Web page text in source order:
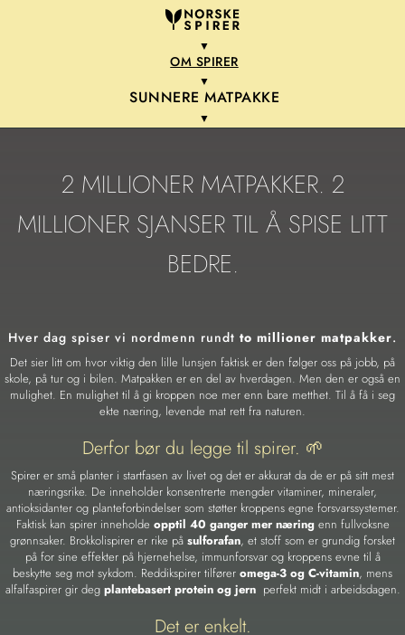
▼
OM SPIRER
▼
SUNNERE MATPAKKE
▼
2 MILLIONER MATPAKKER. 2
MILLIONER SJANSER TIL Å SPISE LITT
BEDRE.
Hver dag spiser vi nordmenn rundt to millioner matpakker.
Det sier litt om hvor viktig den lille lunsjen faktisk er den følger oss på jobb, på
skole, på tur og i bilen. Matpakken er en del av hverdagen. Men den er også en
mulighet. En mulighet til å gi kroppen noe mer enn bare metthet. Til å få i seg
ekte næring, levende mat rett fra naturen.
Derfor bør du legge til spirer. 🌱
Spirer er små planter i startfasen av livet og det er akkurat da de er på sitt mest
næringsrike. De inneholder konsentrerte mengder vitaminer, mineraler,
antioksidanter og planteforbindelser som støtter kroppens egne forsvarssystemer.
Faktisk kan spirer inneholde opptil 40 ganger mer næringenn fullvoksne
grønnsaker. Brokkolispirer er rike på sulforafan, et stoff som er grundig forsket
på for sine effekter på hjernehelse, immunforsvar og kroppens evne til å
beskytte seg mot sykdom. Reddikspirer tilfører omega-3 og C-vitamin, mens
alfalfaspirer gir deg plantebasert protein og jernperfekt midt i arbeidsdagen.
Det er enkelt.